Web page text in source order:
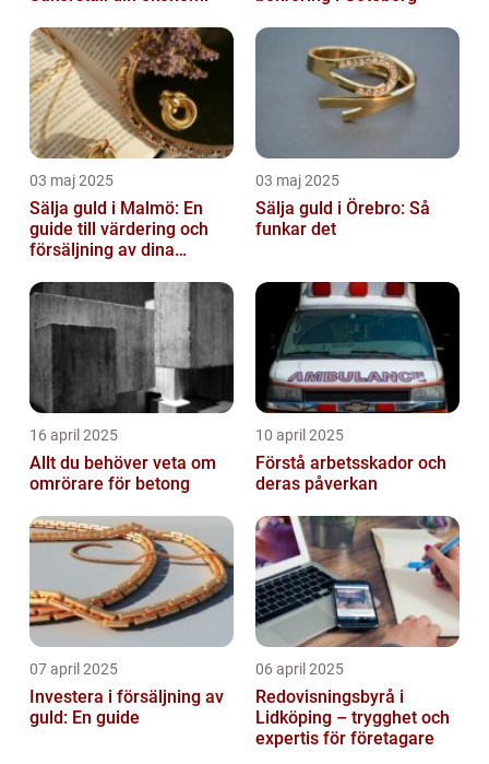
03 maj 2025
Sälja guld i Malmö: En
guide till värdering och
försäljning av dina
03 maj 2025
Sälja guld i Örebro: Så
funkar det
16 april 2025
Allt du behöver veta om
omrörare för betong
10 april 2025
Förstå arbetsskador och
deras påverkan
07 april 2025
Investera i försäljning av
guld: En guide
06 april 2025
Redovisningsbyrå i
Lidköping – trygghet och
expertis för företagare